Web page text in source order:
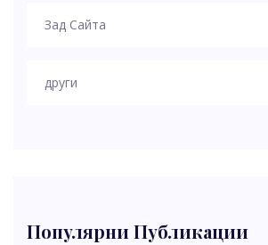
Зад Сайта
други
Популярни Публикации